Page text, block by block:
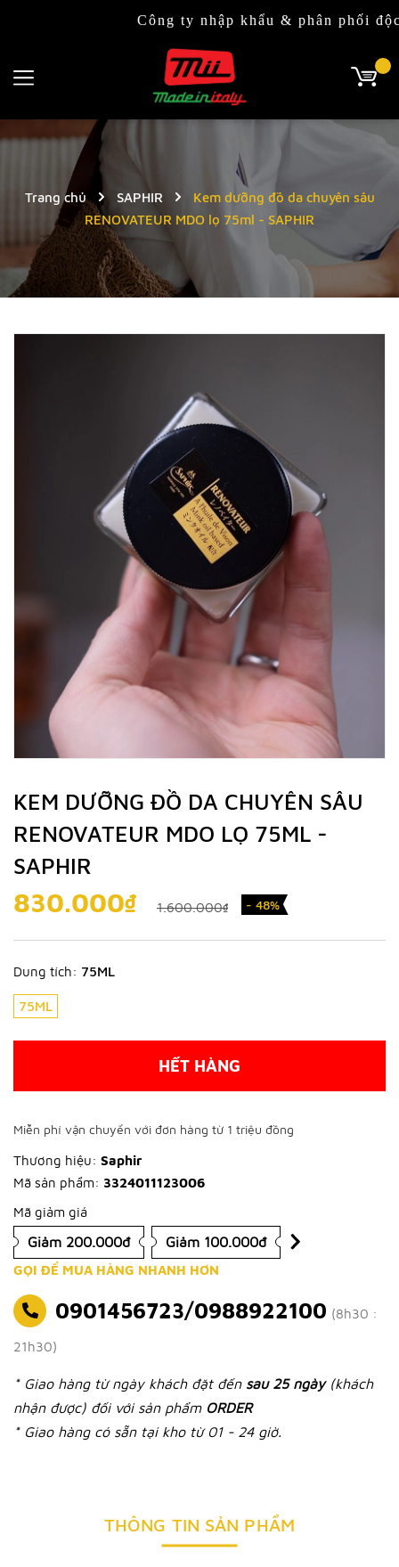
Công ty nhập khẩu & phân phối độc
Trang chủ SAPHIR
Kem dưỡng đồ da chuyên sâu
RENOVATEUR MDO lọ 75ml - SAPHIR
KEM DƯỠNG ĐỒ DA CHUYÊN SÂU
RENOVATEUR MDO LỌ 75ML -
SAPHIR
830.000₫ 1.600.000₫ - 48%
Dung tích: 75ML
75ML
HẾT HÀNG
Miễn phí vận chuyển với đơn hàng từ 1 triệu đồng
Thương hiệu: Saphir
Mã sản phẩm: 3324011123006
Mã giảm giá
Giảm 200.000đ Giảm 100.000đ
GỌI ĐỂ MUA HÀNG NHANH HƠN
0901456723/0988922100 (8h30 :
21h30)
* Giao hàng từ ngày khách đặt đến sau 25 ngày (khách
nhận được) đối với sản phẩm ORDER
* Giao hàng có sẵn tại kho từ 01 - 24 giờ.
THÔNG TIN SẢN PHẨM